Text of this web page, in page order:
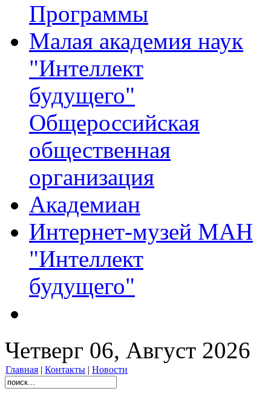
Программы
Малая академия наук
"Интеллект
будущего"
Общероссийская
общественная
организация
Академиан
Интернет-музей МАН
"Интеллект
будущего"
Четверг 06, Август 2026
Главная | Контакты | Новости